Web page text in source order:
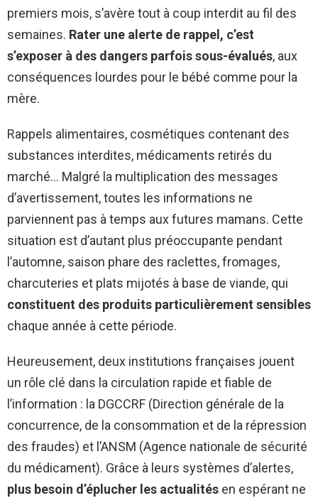
premiers mois, s’avère tout à coup interdit au fil des
semaines. Rater une alerte de rappel, c’est
s’exposer à des dangers parfois sous-évalués, aux
conséquences lourdes pour le bébé comme pour la
mère.
Rappels alimentaires, cosmétiques contenant des
substances interdites, médicaments retirés du
marché… Malgré la multiplication des messages
d’avertissement, toutes les informations ne
parviennent pas à temps aux futures mamans. Cette
situation est d’autant plus préoccupante pendant
l’automne, saison phare des raclettes, fromages,
charcuteries et plats mijotés à base de viande, qui
constituent des produits particulièrement sensibles
chaque année à cette période.
Heureusement, deux institutions françaises jouent
un rôle clé dans la circulation rapide et fiable de
l’information : la DGCCRF (Direction générale de la
concurrence, de la consommation et de la répression
des fraudes) et l’ANSM (Agence nationale de sécurité
du médicament). Grâce à leurs systèmes d’alertes,
plus besoin d’éplucher les actualités en espérant ne